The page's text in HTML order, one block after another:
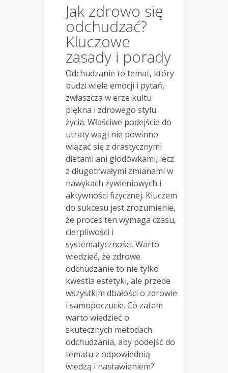
Jak zdrowo się
odchudzać?
Kluczowe
zasady i porady
Odchudzanie to temat, który
budzi wiele emocji i pytań,
zwłaszcza w erze kultu
piękna i zdrowego stylu
życia. Właściwe podejście do
utraty wagi nie powinno
wiązać się z drastycznymi
dietami ani głodówkami, lecz
z długotrwałymi zmianami w
nawykach żywieniowych i
aktywności fizycznej. Kluczem
do sukcesu jest zrozumienie,
że proces ten wymaga czasu,
cierpliwości i
systematyczności. Warto
wiedzieć, że zdrowe
odchudzanie to nie tylko
kwestia estetyki, ale przede
wszystkim dbałości o zdrowie
i samopoczucie. Co zatem
warto wiedzieć o
skutecznych metodach
odchudzania, aby podejść do
tematu z odpowiednią
wiedzą i nastawieniem?